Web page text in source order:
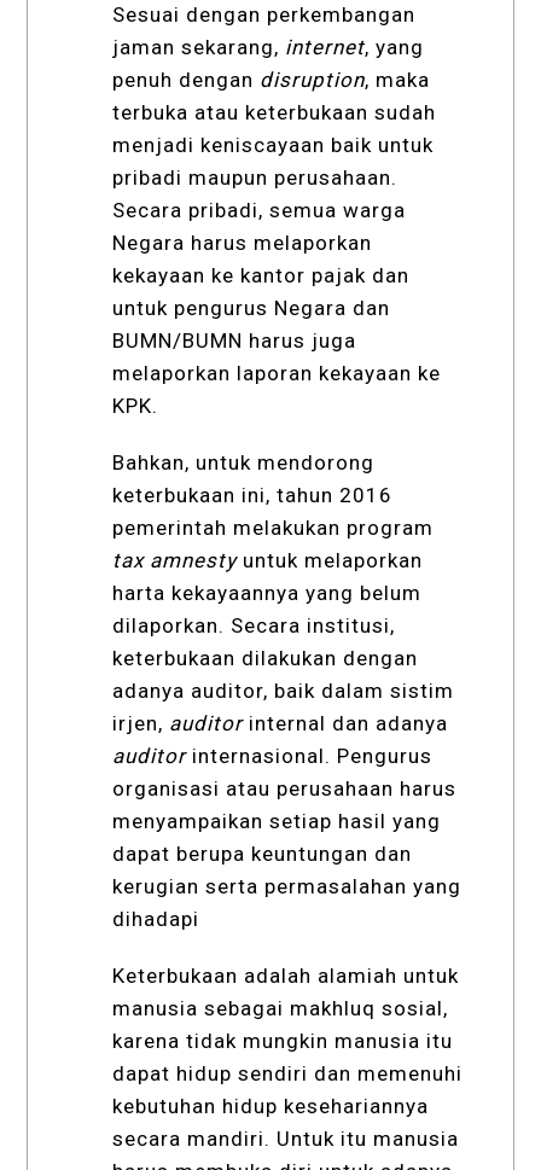
Sesuai dengan perkembangan
jaman sekarang, internet, yang
penuh dengan disruption, maka
terbuka atau keterbukaan sudah
menjadi keniscayaan baik untuk
pribadi maupun perusahaan.
Secara pribadi, semua warga
Negara harus melaporkan
kekayaan ke kantor pajak dan
untuk pengurus Negara dan
BUMN/BUMN harus juga
melaporkan laporan kekayaan ke
KPK.
Bahkan, untuk mendorong
keterbukaan ini, tahun 2016
pemerintah melakukan program
tax amnestyuntuk melaporkan
harta kekayaannya yang belum
dilaporkan. Secara institusi,
keterbukaan dilakukan dengan
adanya auditor, baik dalam sistim
irjen, auditorinternal dan adanya
auditor internasional. Pengurus
organisasi atau perusahaan harus
menyampaikan setiap hasil yang
dapat berupa keuntungan dan
kerugian serta permasalahan yang
dihadapi
Keterbukaan adalah alamiah untuk
manusia sebagai makhluq sosial,
karena tidak mungkin manusia itu
dapat hidup sendiri dan memenuhi
kebutuhan hidup kesehariannya
secara mandiri. Untuk itu manusia